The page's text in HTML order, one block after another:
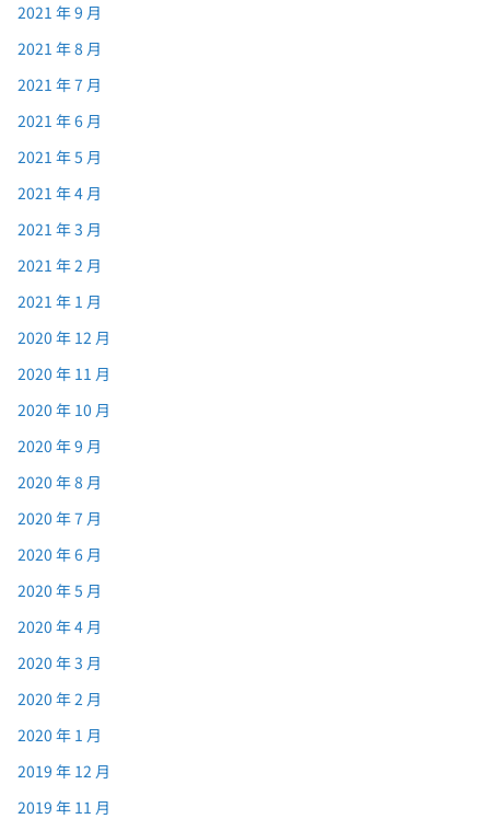
2021 年 9 月
2021 年 8 月
2021 年 7 月
2021 年 6 月
2021 年 5 月
2021 年 4 月
2021 年 3 月
2021 年 2 月
2021 年 1 月
2020 年 12 月
2020 年 11 月
2020 年 10 月
2020 年 9 月
2020 年 8 月
2020 年 7 月
2020 年 6 月
2020 年 5 月
2020 年 4 月
2020 年 3 月
2020 年 2 月
2020 年 1 月
2019 年 12 月
2019 年 11 月